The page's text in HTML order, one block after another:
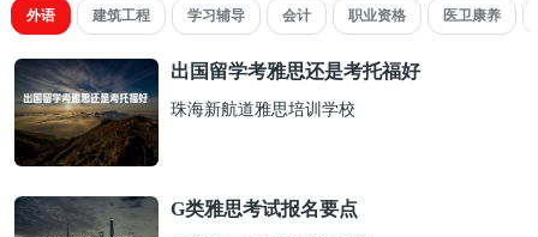
外语 建筑工程 学习辅导 会计 职业资格 医卫康养
出国留学考雅思还是考托福好
珠海新航道雅思培训学校
G类雅思考试报名要点